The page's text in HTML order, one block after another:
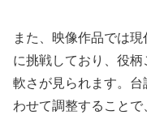
また、映像作品では
に挑戦しており、役
軟さが見られます。
わせて調整すること